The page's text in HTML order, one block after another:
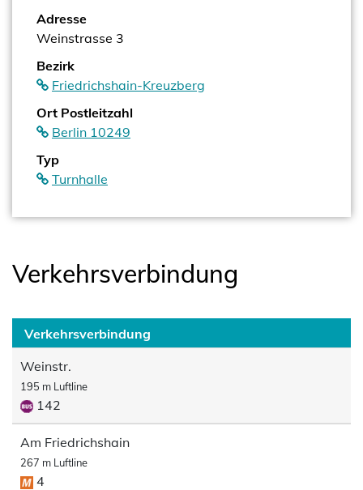
Adresse
Weinstrasse 3
Bezirk
Friedrichshain-Kreuzberg
Ort Postleitzahl
Berlin 10249
Typ
Turnhalle
Verkehrsverbindung
Verkehrsverbindung
Weinstr.
195 m Luftline
142
Am Friedrichshain
267 m Luftline
4